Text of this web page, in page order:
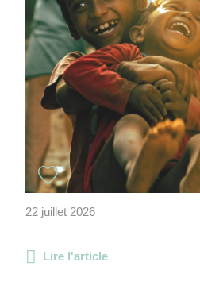
22 juillet 2026
Lire l'article